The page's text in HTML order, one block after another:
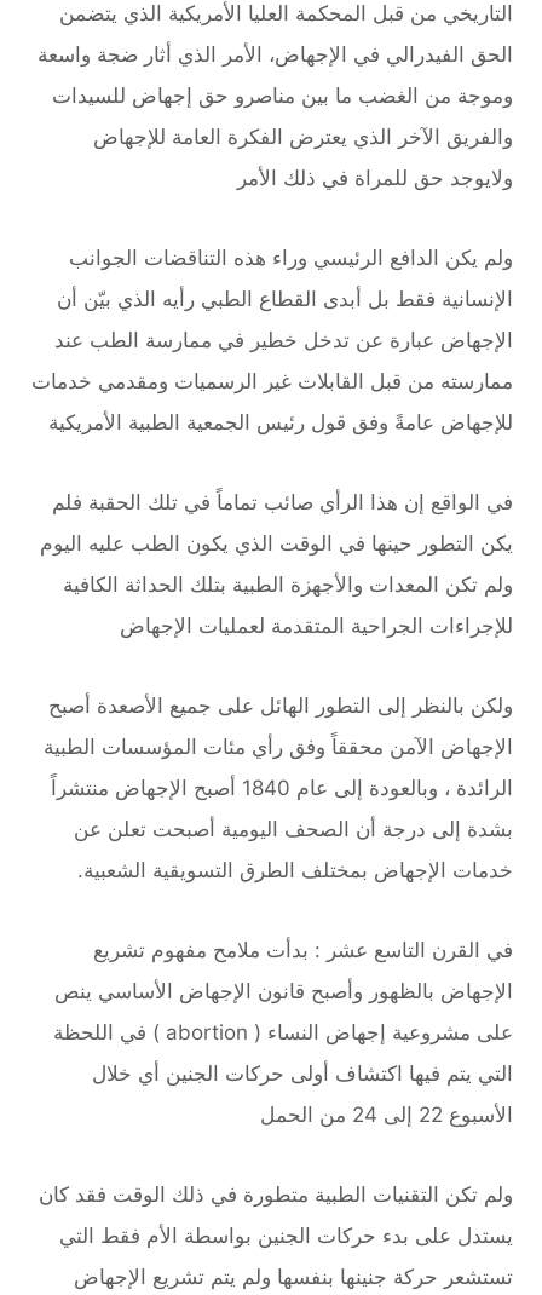
التاريخي من قبل المحكمة العليا الأمريكية الذي يتضمن
الحق الفيدرالي في الإجهاض، الأمر الذي أثار ضجة واسعة
وموجة من الغضب ما بين مناصرو حق إجهاض للسيدات
والفريق الآخر الذي يعترض الفكرة العامة للإجهاض
ولايوجد حق للمراة في ذلك الأمر
ولم يكن الدافع الرئيسي وراء هذه التناقضات الجوانب
الإنسانية فقط بل أبدى القطاع الطبي رأيه الذي بيّن أن
الإجهاض عبارة عن تدخل خطير في ممارسة الطب عند
ممارسته من قبل القابلات غير الرسميات ومقدمي خدمات
للإجهاض عامةً وفق قول رئيس الجمعية الطبية الأمريكية
في الواقع إن هذا الرأي صائب تماماً في تلك الحقبة فلم
يكن التطور حينها في الوقت الذي يكون الطب عليه اليوم
ولم تكن المعدات والأجهزة الطبية بتلك الحداثة الكافية
للإجراءات الجراحية المتقدمة لعمليات الإجهاض
ولكن بالنظر إلى التطور الهائل على جميع الأصعدة أصبح
الإجهاض الآمن محققاً وفق رأي مئات المؤسسات الطبية
الرائدة ، وبالعودة إلى عام 1840 أصبح اﻹﺟﻬﺎض منتشراً
بشدة إلى درجة أن الصحف اليومية أصبحت تعلن عن
خدمات الإجهاض بمختلف الطرق التسويقية الشعبية.
في القرن التاسع عشر : بدأت ملامح مفهوم تشريع
الإجهاض بالظهور وأصبح قانون الإجهاض الأساسي ينص
على مشروعية إجهاض النساء ( abortion ) في اللحظة
التي يتم فيها اكتشاف أولى حركات الجنين أي خلال
الأسبوع 22 إلى 24 من الحمل
ولم تكن التقنيات الطبية متطورة في ذلك الوقت فقد كان
يستدل على بدء حركات الجنين بواسطة الأم فقط التي
تستشعر حركة جنينها بنفسها ولم يتم تشريع الإجهاض